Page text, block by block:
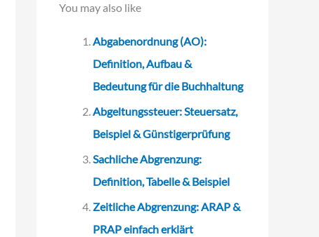
c
You may also like
Abgabenordnung (AO):
Definition, Aufbau &
Bedeutung für die Buchhaltung
Abgeltungssteuer: Steuersatz,
Beispiel & Günstigerprüfung
Sachliche Abgrenzung:
Definition, Tabelle & Beispiel
Zeitliche Abgrenzung: ARAP &
PRAP einfach erklärt